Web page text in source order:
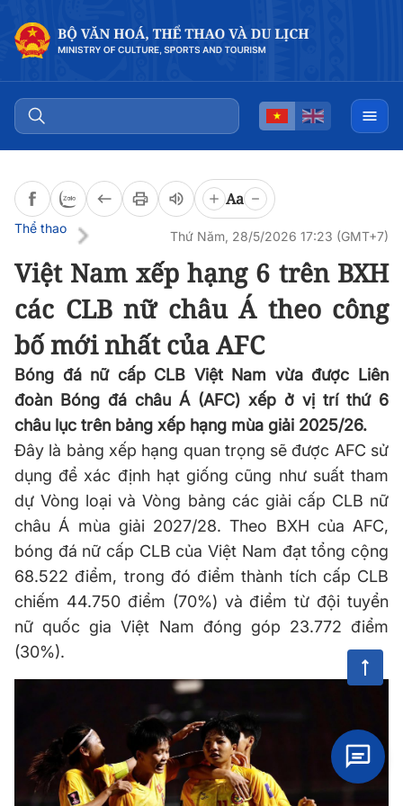
Aa
Thể thao
Thứ Năm, 28/5/2026 17:23 (GMT+7)
Việt Nam xếp hạng 6 trên BXH
các CLB nữ châu Á theo công
bố mới nhất của AFC
Bóng đá nữ cấp CLB Việt Nam vừa được Liên
đoàn Bóng đá châu Á (AFC) xếp ở vị trí thứ 6
châu lục trên bảng xếp hạng mùa giải 2025/26.
Đây là bảng xếp hạng quan trọng sẽ được AFC sử
dụng để xác định hạt giống cũng như suất tham
dự Vòng loại và Vòng bảng các giải cấp CLB nữ
châu Á mùa giải 2027/28. Theo BXH của AFC,
bóng đá nữ cấp CLB của Việt Nam đạt tổng cộng
68.522 điểm, trong đó điểm thành tích cấp CLB
chiếm 44.750 điểm (70%) và điểm từ đội tuyển
nữ quốc gia Việt Nam đóng góp 23.772 điểm
(30%).
Đọc bài